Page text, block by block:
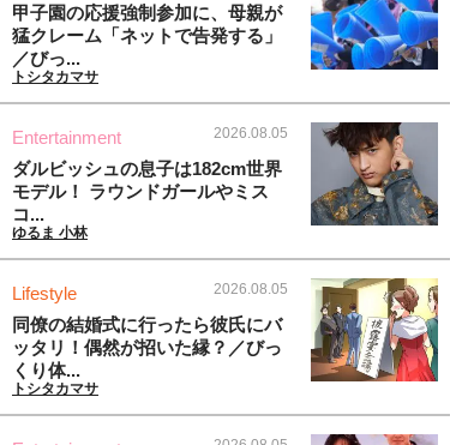
甲子園の応援強制参加に、母親が
猛クレーム「ネットで告発する」
／びっ...
トシタカマサ
Entertainment 2026.08.05
ダルビッシュの息子は182cm世界
モデル！ ラウンドガールやミス
コ...
ゆるま 小林
Lifestyle 2026.08.05
同僚の結婚式に行ったら彼氏にバ
ッタリ！偶然が招いた縁？／びっ
くり体...
トシタカマサ